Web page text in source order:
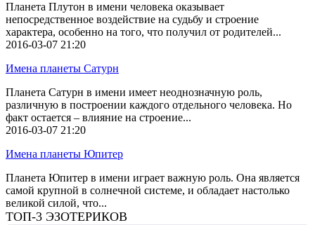
Планета Плутон в имени человека оказывает
непосредственное воздействие на судьбу и строение
характера, особенно на того, что получил от родителей...
2016-03-07 21:20
Имена планеты Сатурн
Планета Сатурн в имени имеет неоднозначную роль,
различную в построении каждого отдельного человека. Но
факт остается – влияние на строение...
2016-03-07 21:20
Имена планеты Юпитер
Планета Юпитер в имени играет важную роль. Она является
самой крупной в солнечной системе, и обладает настолько
великой силой, что...
ТОП-3 ЭЗОТЕРИКОВ